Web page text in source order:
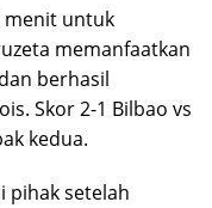
menit untuk
memanfaatkan
berhasil
Skor 2-1 Bilbao vs
kedua.
pihak setelah